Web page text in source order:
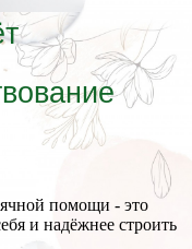
помощи - это
и надёжнее строить